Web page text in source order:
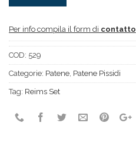
Per info compila il form di contatto
COD: 529
Categorie: Patene, Patene Pissidi
Tag: Reims Set